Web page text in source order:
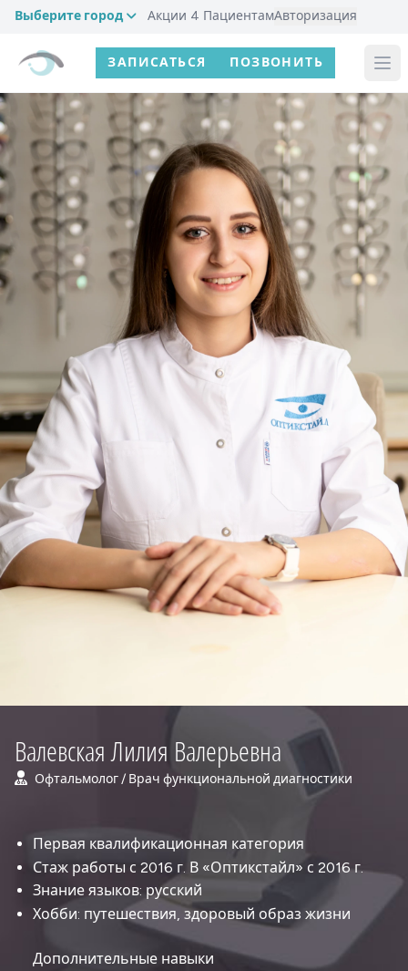
Выберите город Акции 4 ПациентамАвторизация
ЗАПИСАТЬСЯ ПОЗВОНИТЬ
Валевская Лилия Валерьевна
Офтальмолог / Врач функциональной диагностики
Первая квалификационная категория
Стаж работы с 2016 г. В «Оптикстайл» с 2016 г.
Знание языков: русский
Хобби: путешествия, здоровый образ жизни
Дополнительные навыки